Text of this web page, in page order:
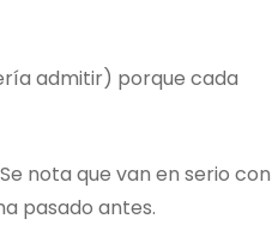
admitir) porque cada
nota que van en serio con
pasado antes.